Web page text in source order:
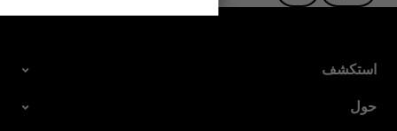
استكشف
حول